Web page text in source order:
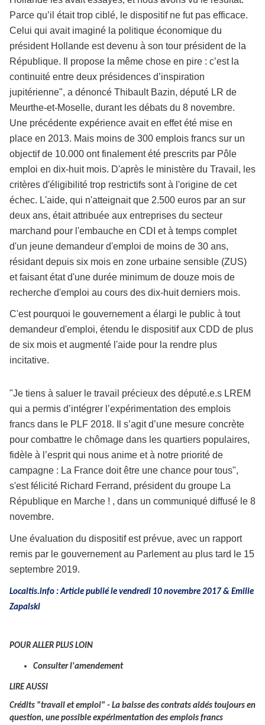
Parce qu’il était trop ciblé, le dispositif ne fut pas efficace.
Celui qui avait imaginé la politique économique du
président Hollande est devenu à son tour président de la
République. Il propose la même chose en pire : c’est la
continuité entre deux présidences d’inspiration
jupitérienne", a dénoncé Thibault Bazin, député LR de
Meurthe-et-Moselle, durant les débats du 8 novembre.
Une précédente expérience avait en effet été mise en
place en 2013. Mais moins de 300 emplois francs sur un
objectif de 10.000 ont finalement été prescrits par Pôle
emploi en dix-huit mois. D'après le ministère du Travail, les
critères d'éligibilité trop restrictifs sont à l'origine de cet
échec. L'aide, qui n'atteignait que 2.500 euros par an sur
deux ans, était attribuée aux entreprises du secteur
marchand pour l'embauche en CDI et à temps complet
d'un jeune demandeur d'emploi de moins de 30 ans,
résidant depuis six mois en zone urbaine sensible (ZUS)
et faisant état d'une durée minimum de douze mois de
recherche d'emploi au cours des dix-huit derniers mois.
C'est pourquoi le gouvernement a élargi le public à tout
demandeur d'emploi, étendu le dispositif aux CDD de plus
de six mois et augmenté l'aide pour la rendre plus
incitative.
"Je tiens à saluer le travail précieux des député.e.s LREM
qui a permis d’intégrer l’expérimentation des emplois
francs dans le PLF 2018. Il s’agit d’une mesure concrète
pour combattre le chômage dans les quartiers populaires,
fidèle à l’esprit qui nous anime et à notre priorité de
campagne : La France doit être une chance pour tous",
s'est félicité Richard Ferrand, président du groupe La
République en Marche ! , dans un communiqué diffusé le 8
novembre.
Une évaluation du dispositif est prévue, avec un rapport
remis par le gouvernement au Parlement au plus tard le 15
septembre 2019.
Localtis.info : Article publié le vendredi 10 novembre 2017 & Emilie
Zapalski
POUR ALLER PLUS LOIN
Consulter l'amendement
LIRE AUSSI
Crédits "travail et emploi" - La baisse des contrats aidés toujours en
question, une possible expérimentation des emplois francs